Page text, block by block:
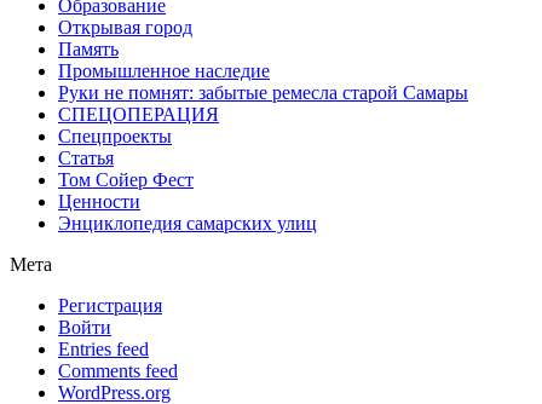
Образование
Открывая город
Память
Промышленное наследие
Руки не помнят: забытые ремесла старой Самары
СПЕЦОПЕРАЦИЯ
Спецпроекты
Статья
Том Сойер Фест
Ценности
Энциклопедия самарских улиц
Мета
Регистрация
Войти
Entries feed
Comments feed
WordPress.org